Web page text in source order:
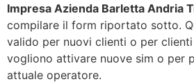
Impresa Azienda Barletta Andria
compilare il form riportato sotto.
valido per nuovi clienti o per
vogliono attivare nuove sim o per
attuale operatore.